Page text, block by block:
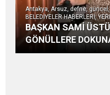
Antakya, Arsuz, defne, güncel,
BELEDİYELER HABERLERİ,
BAŞKAN SAMİ
GÖNÜLLERE